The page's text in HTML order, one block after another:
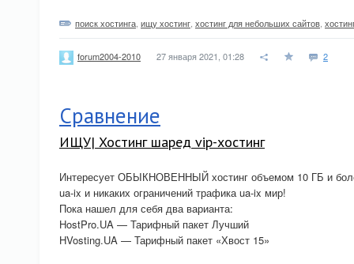
поиск хостинга ищу хостинг хостинг для небольших сайтов
forum2004-2010 27 января 2021, 01:28 2
Сравнение
ИЩУ| Хостинг шаред vip-хостинг
Интересует ОБЫКНОВЕННЫЙ хостинг объемом 10 ГБ и
ua-ix и никаких ограничений трафика ua-ix мир!
Пока нашел для себя два варианта:
HostPro.UA — Тарифный пакет Лучший
HVosting.UA — Тарифный пакет «Хвост 15»